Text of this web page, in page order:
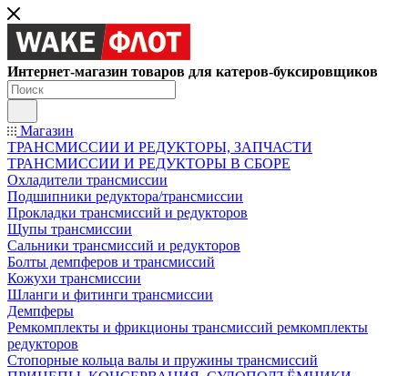
Интернет-магазин товаров для катеров-буксировщиков
Магазин
ТРАНСМИССИИ И РЕДУКТОРЫ, ЗАПЧАСТИ
ТРАНСМИССИИ И РЕДУКТОРЫ В СБОРЕ
Охладители трансмиссии
Подшипники редуктора/трансмиссии
Прокладки трансмиссий и редукторов
Щупы трансмиссии
Сальники трансмиссий и редукторов
Болты демпферов и трансмиссий
Кожухи трансмиссии
Шланги и фитинги трансмиссии
Демпферы
Ремкомплекты и фрикционы трансмиссий ремкомплекты
редукторов
Стопорные кольца валы и пружины трансмиссий